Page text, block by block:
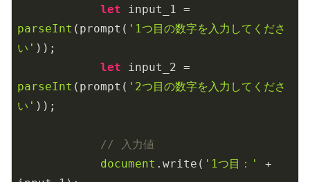
let
parseInt (prompt( '1つ目の数字を入力してくださ
い' ));
let
parseInt (prompt( '2つ目の数字を入力してくださ
い' ));
// 入力値
document .write( '1つ目：'
+